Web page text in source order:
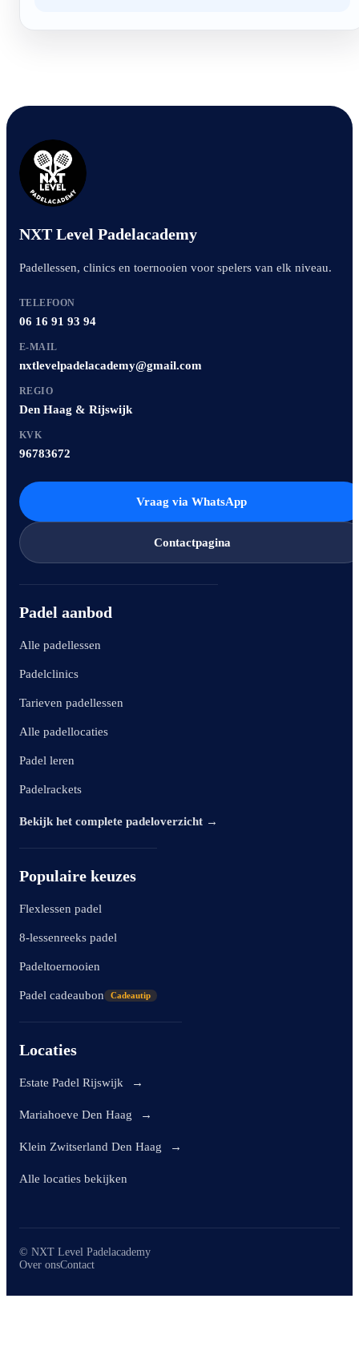
NXT Level Padelacademy
Padellessen, clinics en toernooien voor spelers van elk niveau.
TELEFOON
06 16 91 93 94
E-MAIL
nxtlevelpadelacademy@gmail.com
REGIO
Den Haag & Rijswijk
KVK
96783672
Vraag via WhatsApp
Contactpagina
Padel aanbod
Alle padellessen
Padelclinics
Tarieven padellessen
Alle padellocaties
Padel leren
Padelrackets
Bekijk het complete padeloverzicht →
Populaire keuzes
Flexlessen padel
8-lessenreeks padel
Padeltoernooien
Padel cadeaubon Cadeautip
Locaties
Estate Padel Rijswijk →
Mariahoeve Den Haag →
Klein Zwitserland Den Haag →
Alle locaties bekijken
© NXT Level Padelacademy
Over onsContact